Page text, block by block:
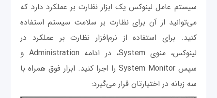
سیستم عامل لینوکس یک ابزار نظارت بر عملکرد دارد که
می‌توانید از آن برای نظارت بر سلامت سیستم استفاده
کنید. برای استفاده از نرم‌افزار نظارت بر عملکرد در
لینوکس، منوی System، در ادامه Administration و
سپس System Monitor را اجرا کنید. ابزار فوق همراه با
سه زبانه در اختیارتان قرار می‌گیرد: